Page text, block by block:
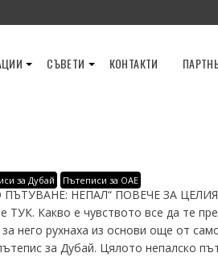
СЪВЕТИ КОНТАКТИ
за Дубай Пътеписи за ОАЕ
НЕПАЛ“ ПОВЕЧЕ ЗА
Какво е чувството все да те
него рухнаха из основи още от
за Дубай. Цялото непалско